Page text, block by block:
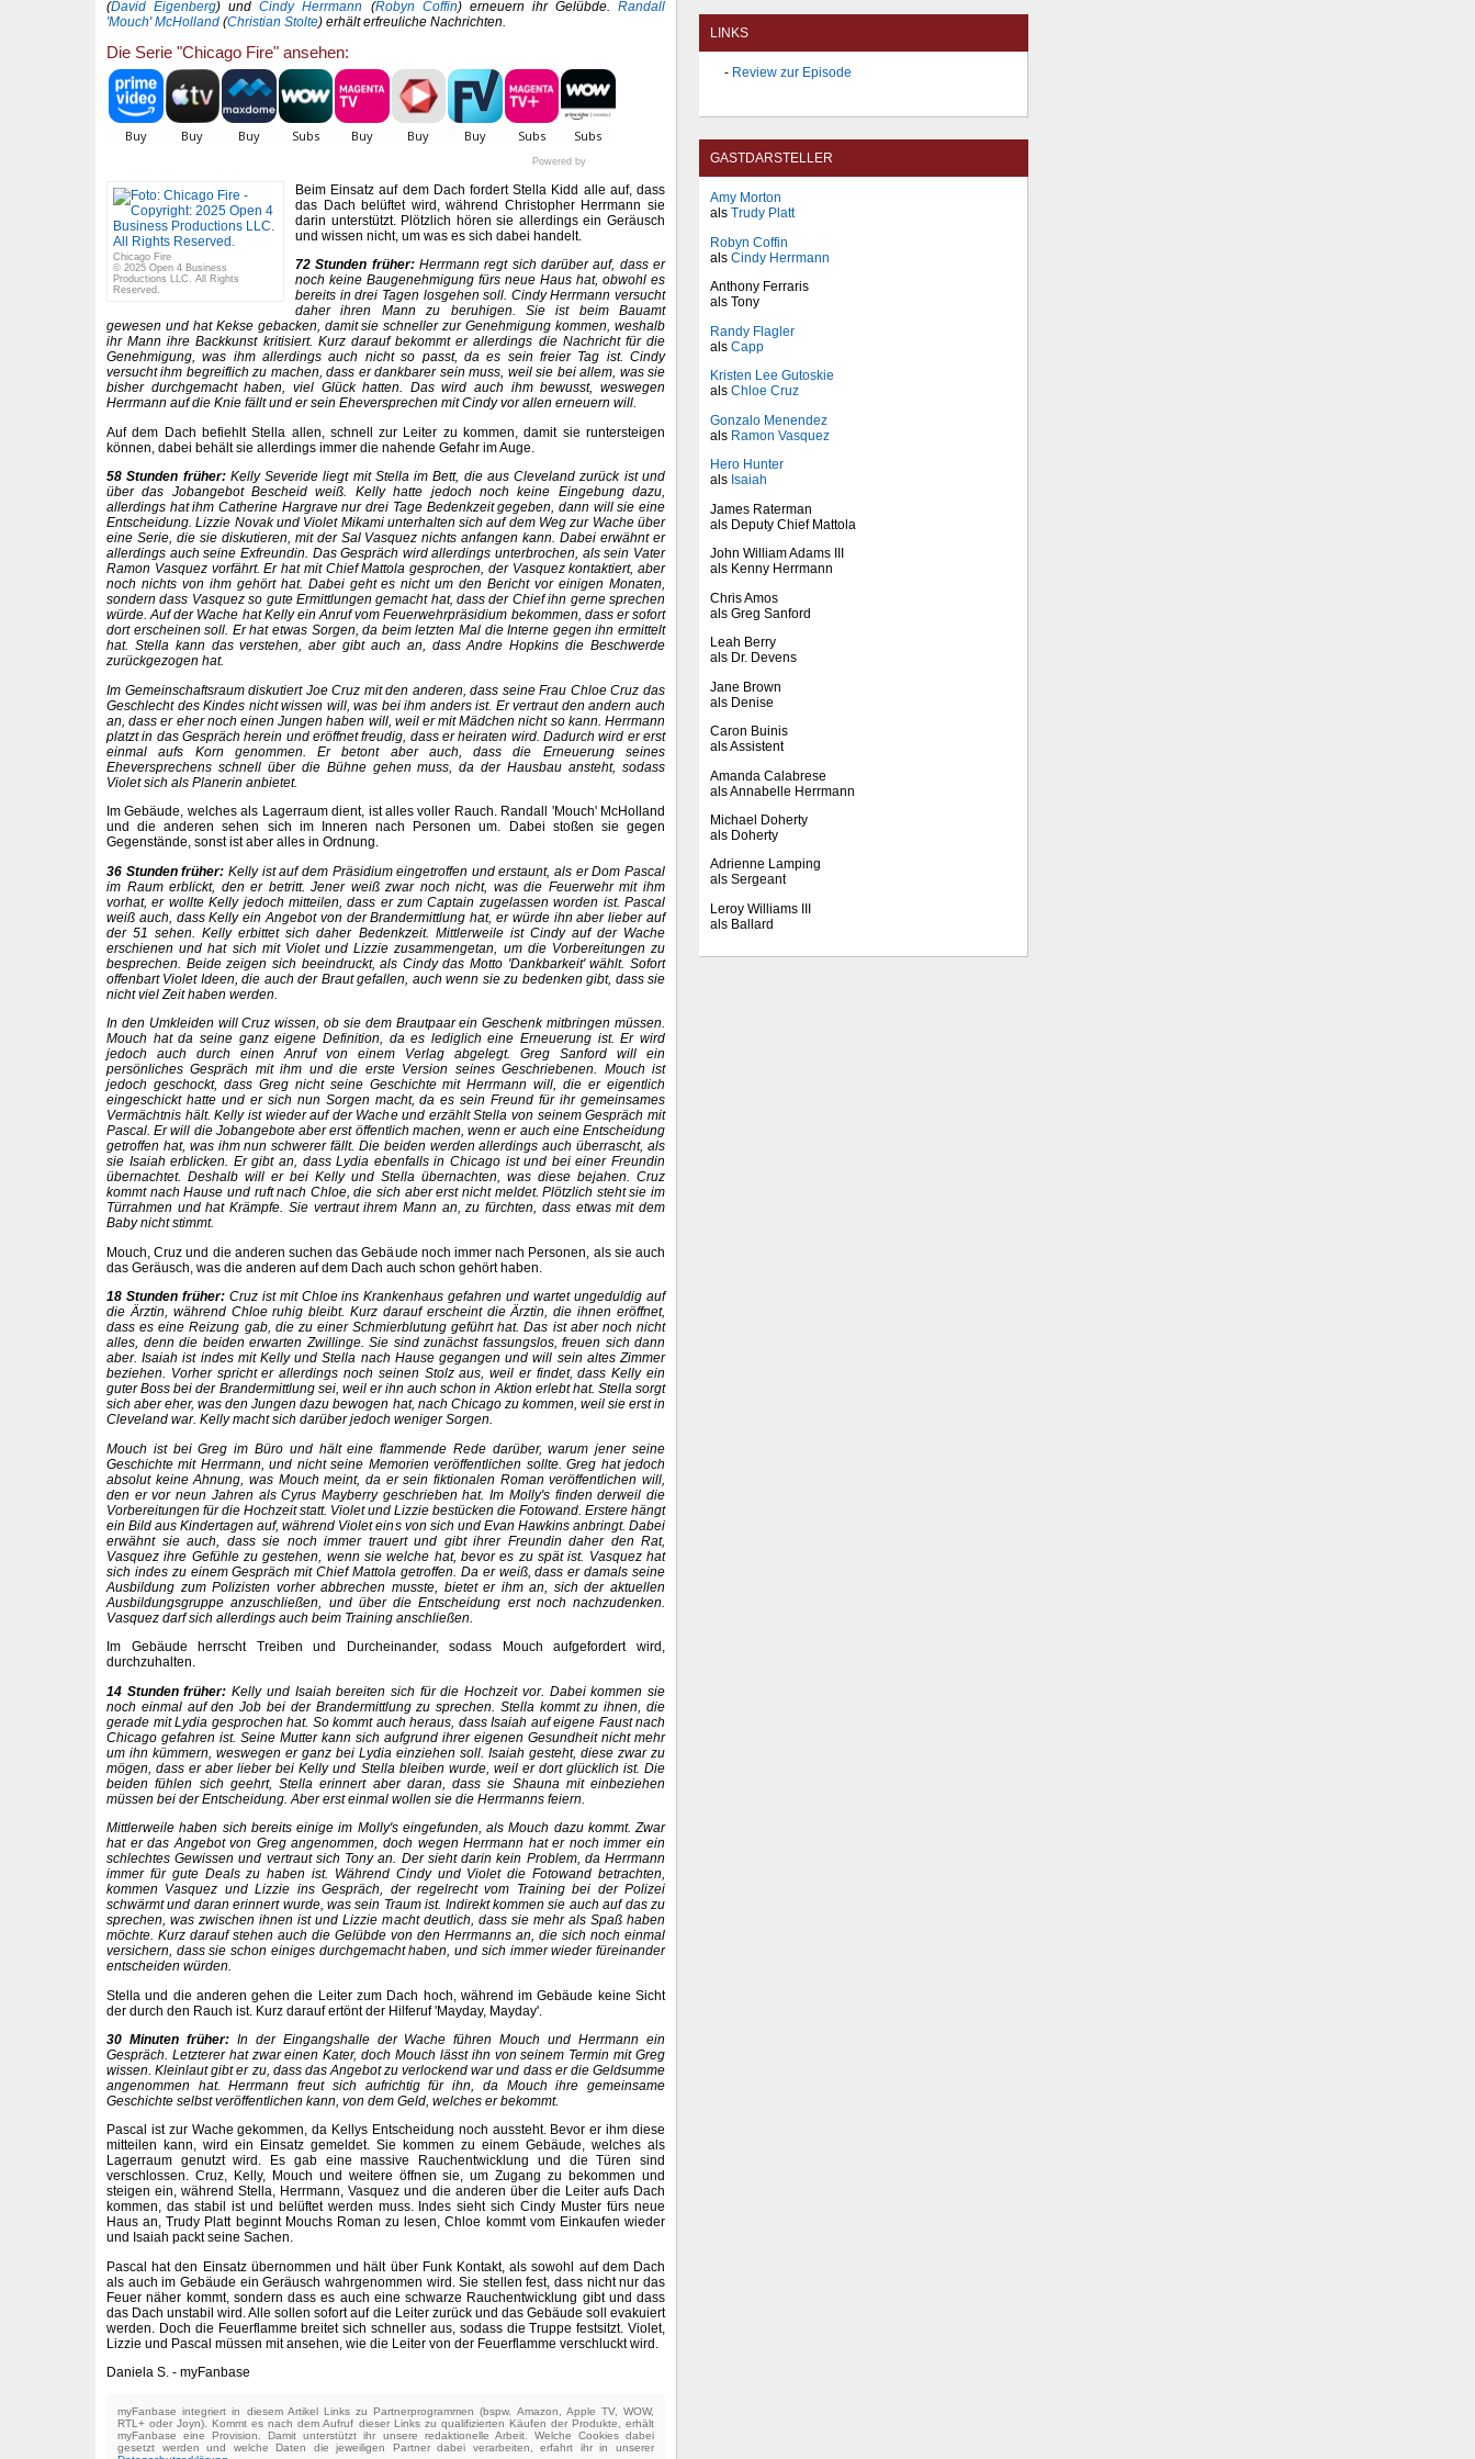
(David Eigenberg) undCindy Herrmann (Robyn Coffin) erneuern ihr Gelübde.Randall
'Mouch' McHolland (Christian Stolte) erhält erfreuliche Nachrichten.
Die Serie "Chicago Fire" ansehen:
Powered by
Chicago Fire
© 2025 Open 4 Business
Productions LLC. All Rights
Reserved.
Beim Einsatz auf dem Dach fordert Stella Kidd alle auf, dass
das Dach belüftet wird, während Christopher Herrmann sie
darin unterstützt. Plötzlich hören sie allerdings ein Geräusch
und wissen nicht, um was es sich dabei handelt.
72 Stunden früher:Herrmann regt sich darüber auf, dass er
noch keine Baugenehmigung fürs neue Haus hat, obwohl es
bereits in drei Tagen losgehen soll. Cindy Herrmann versucht
daher ihren Mann zu beruhigen. Sie ist beim Bauamt
gewesen und hat Kekse gebacken, damit sie schneller zur Genehmigung kommen, weshalb
ihr Mann ihre Backkunst kritisiert. Kurz darauf bekommt er allerdings die Nachricht für die
Genehmigung, was ihm allerdings auch nicht so passt, da es sein freier Tag ist. Cindy
versucht ihm begreiflich zu machen, dass er dankbarer sein muss, weil sie bei allem, was sie
bisher durchgemacht haben, viel Glück hatten. Das wird auch ihm bewusst, weswegen
Herrmann auf die Knie fällt und er sein Eheversprechen mit Cindy vor allen erneuern will.
Auf dem Dach befiehlt Stella allen, schnell zur Leiter zu kommen, damit sie runtersteigen
können, dabei behält sie allerdings immer die nahende Gefahr im Auge.
58 Stunden früher:Kelly Severide liegt mit Stella im Bett, die aus Cleveland zurück ist und
über das Jobangebot Bescheid weiß. Kelly hatte jedoch noch keine Eingebung dazu,
allerdings hat ihm Catherine Hargrave nur drei Tage Bedenkzeit gegeben, dann will sie eine
Entscheidung. Lizzie Novak und Violet Mikami unterhalten sich auf dem Weg zur Wache über
eine Serie, die sie diskutieren, mit der Sal Vasquez nichts anfangen kann. Dabei erwähnt er
allerdings auch seine Exfreundin. Das Gespräch wird allerdings unterbrochen, als sein Vater
Ramon Vasquez vorfährt. Er hat mit Chief Mattola gesprochen, der Vasquez kontaktiert, aber
noch nichts von ihm gehört hat. Dabei geht es nicht um den Bericht vor einigen Monaten,
sondern dass Vasquez so gute Ermittlungen gemacht hat, dass der Chief ihn gerne sprechen
würde. Auf der Wache hat Kelly ein Anruf vom Feuerwehrpräsidium bekommen, dass er sofort
dort erscheinen soll. Er hat etwas Sorgen, da beim letzten Mal die Interne gegen ihn ermittelt
hat. Stella kann das verstehen, aber gibt auch an, dass Andre Hopkins die Beschwerde
zurückgezogen hat.
Im Gemeinschaftsraum diskutiert Joe Cruz mit den anderen, dass seine Frau Chloe Cruz das
Geschlecht des Kindes nicht wissen will, was bei ihm anders ist. Er vertraut den andern auch
an, dass er eher noch einen Jungen haben will, weil er mit Mädchen nicht so kann. Herrmann
platzt in das Gespräch herein und eröffnet freudig, dass er heiraten wird. Dadurch wird er erst
einmal aufs Korn genommen. Er betont aber auch, dass die Erneuerung seines
Eheversprechens schnell über die Bühne gehen muss, da der Hausbau ansteht, sodass
Violet sich als Planerin anbietet.
Im Gebäude, welches als Lagerraum dient, ist alles voller Rauch. Randall 'Mouch' McHolland
und die anderen sehen sich im Inneren nach Personen um. Dabei stoßen sie gegen
Gegenstände, sonst ist aber alles in Ordnung.
36 Stunden früher: Kelly ist auf dem Präsidium eingetroffen und erstaunt, als er Dom Pascal
im Raum erblickt, den er betritt. Jener weiß zwar noch nicht, was die Feuerwehr mit ihm
vorhat, er wollte Kelly jedoch mitteilen, dass er zum Captain zugelassen worden ist. Pascal
weiß auch, dass Kelly ein Angebot von der Brandermittlung hat, er würde ihn aber lieber auf
der 51 sehen. Kelly erbittet sich daher Bedenkzeit. Mittlerweile ist Cindy auf der Wache
erschienen und hat sich mit Violet und Lizzie zusammengetan, um die Vorbereitungen zu
besprechen. Beide zeigen sich beeindruckt, als Cindy das Motto 'Dankbarkeit' wählt. Sofort
offenbart Violet Ideen, die auch der Braut gefallen, auch wenn sie zu bedenken gibt, dass sie
nicht viel Zeit haben werden.
In den Umkleiden will Cruz wissen, ob sie dem Brautpaar ein Geschenk mitbringen müssen.
Mouch hat da seine ganz eigene Definition, da es lediglich eine Erneuerung ist. Er wird
jedoch auch durch einen Anruf von einem Verlag abgelegt. Greg Sanford will ein
persönliches Gespräch mit ihm und die erste Version seines Geschriebenen. Mouch ist
jedoch geschockt, dass Greg nicht seine Geschichte mit Herrmann will, die er eigentlich
eingeschickt hatte und er sich nun Sorgen macht, da es sein Freund für ihr gemeinsames
Vermächtnis hält. Kelly ist wieder auf der Wache und erzählt Stella von seinem Gespräch mit
Pascal. Er will die Jobangebote aber erst öffentlich machen, wenn er auch eine Entscheidung
getroffen hat, was ihm nun schwerer fällt. Die beiden werden allerdings auch überrascht, als
sie Isaiah erblicken. Er gibt an, dass Lydia ebenfalls in Chicago ist und bei einer Freundin
übernachtet. Deshalb will er bei Kelly und Stella übernachten, was diese bejahen. Cruz
kommt nach Hause und ruft nach Chloe, die sich aber erst nicht meldet. Plötzlich steht sie im
Türrahmen und hat Krämpfe. Sie vertraut ihrem Mann an, zu fürchten, dass etwas mit dem
Baby nicht stimmt.
Mouch, Cruz und die anderen suchen das Gebäude noch immer nach Personen, als sie auch
das Geräusch, was die anderen auf dem Dach auch schon gehört haben.
18 Stunden früher:Cruz ist mit Chloe ins Krankenhaus gefahren und wartet ungeduldig auf
die Ärztin, während Chloe ruhig bleibt. Kurz darauf erscheint die Ärztin, die ihnen eröffnet,
dass es eine Reizung gab, die zu einer Schmierblutung geführt hat. Das ist aber noch nicht
alles, denn die beiden erwarten Zwillinge. Sie sind zunächst fassungslos, freuen sich dann
aber. Isaiah ist indes mit Kelly und Stella nach Hause gegangen und will sein altes Zimmer
beziehen. Vorher spricht er allerdings noch seinen Stolz aus, weil er findet, dass Kelly ein
guter Boss bei der Brandermittlung sei, weil er ihn auch schon in Aktion erlebt hat. Stella sorgt
sich aber eher, was den Jungen dazu bewogen hat, nach Chicago zu kommen, weil sie erst in
Cleveland war. Kelly macht sich darüber jedoch weniger Sorgen.
Mouch ist bei Greg im Büro und hält eine flammende Rede darüber, warum jener seine
Geschichte mit Herrmann, und nicht seine Memorien veröffentlichen sollte. Greg hat jedoch
absolut keine Ahnung, was Mouch meint, da er sein fiktionalen Roman veröffentlichen will,
den er vor neun Jahren als Cyrus Mayberry geschrieben hat. Im Molly's finden derweil die
Vorbereitungen für die Hochzeit statt. Violet und Lizzie bestücken die Fotowand. Erstere hängt
ein Bild aus Kindertagen auf, während Violet eins von sich und Evan Hawkins anbringt. Dabei
erwähnt sie auch, dass sie noch immer trauert und gibt ihrer Freundin daher den Rat,
Vasquez ihre Gefühle zu gestehen, wenn sie welche hat, bevor es zu spät ist. Vasquez hat
sich indes zu einem Gespräch mit Chief Mattola getroffen. Da er weiß, dass er damals seine
Ausbildung zum Polizisten vorher abbrechen musste, bietet er ihm an, sich der aktuellen
Ausbildungsgruppe anzuschließen, und über die Entscheidung erst noch nachzudenken.
Vasquez darf sich allerdings auch beim Training anschließen.
Im Gebäude herrscht Treiben und Durcheinander, sodass Mouch aufgefordert wird,
durchzuhalten.
14 Stunden früher: Kelly und Isaiah bereiten sich für die Hochzeit vor. Dabei kommen sie
noch einmal auf den Job bei der Brandermittlung zu sprechen. Stella kommt zu ihnen, die
gerade mit Lydia gesprochen hat. So kommt auch heraus, dass Isaiah auf eigene Faust nach
Chicago gefahren ist. Seine Mutter kann sich aufgrund ihrer eigenen Gesundheit nicht mehr
um ihn kümmern, weswegen er ganz bei Lydia einziehen soll. Isaiah gesteht, diese zwar zu
mögen, dass er aber lieber bei Kelly und Stella bleiben wurde, weil er dort glücklich ist. Die
beiden fühlen sich geehrt, Stella erinnert aber daran, dass sie Shauna mit einbeziehen
müssen bei der Entscheidung. Aber erst einmal wollen sie die Herrmanns feiern.
Mittlerweile haben sich bereits einige im Molly's eingefunden, als Mouch dazu kommt. Zwar
hat er das Angebot von Greg angenommen, doch wegen Herrmann hat er noch immer ein
schlechtes Gewissen und vertraut sich Tony an. Der sieht darin kein Problem, da Herrmann
immer für gute Deals zu haben ist. Während Cindy und Violet die Fotowand betrachten,
kommen Vasquez und Lizzie ins Gespräch, der regelrecht vom Training bei der Polizei
schwärmt und daran erinnert wurde, was sein Traum ist. Indirekt kommen sie auch auf das zu
sprechen, was zwischen ihnen ist und Lizzie macht deutlich, dass sie mehr als Spaß haben
möchte. Kurz darauf stehen auch die Gelübde von den Herrmanns an, die sich noch einmal
versichern, dass sie schon einiges durchgemacht haben, und sich immer wieder füreinander
entscheiden würden.
Stella und die anderen gehen die Leiter zum Dach hoch, während im Gebäude keine Sicht
der durch den Rauch ist. Kurz darauf ertönt der Hilferuf 'Mayday, Mayday'.
30 Minuten früher:In der Eingangshalle der Wache führen Mouch und Herrmann ein
Gespräch. Letzterer hat zwar einen Kater, doch Mouch lässt ihn von seinem Termin mit Greg
wissen. Kleinlaut gibt er zu, dass das Angebot zu verlockend war und dass er die Geldsumme
angenommen hat. Herrmann freut sich aufrichtig für ihn, da Mouch ihre gemeinsame
Geschichte selbst veröffentlichen kann, von dem Geld, welches er bekommt.
Pascal ist zur Wache gekommen, da Kellys Entscheidung noch aussteht. Bevor er ihm diese
mitteilen kann, wird ein Einsatz gemeldet. Sie kommen zu einem Gebäude, welches als
Lagerraum genutzt wird. Es gab eine massive Rauchentwicklung und die Türen sind
verschlossen. Cruz, Kelly, Mouch und weitere öffnen sie, um Zugang zu bekommen und
steigen ein, während Stella, Herrmann, Vasquez und die anderen über die Leiter aufs Dach
kommen, das stabil ist und belüftet werden muss. Indes sieht sich Cindy Muster fürs neue
Haus an, Trudy Platt beginnt Mouchs Roman zu lesen, Chloe kommt vom Einkaufen wieder
und Isaiah packt seine Sachen.
Pascal hat den Einsatz übernommen und hält über Funk Kontakt, als sowohl auf dem Dach
als auch im Gebäude ein Geräusch wahrgenommen wird. Sie stellen fest, dass nicht nur das
Feuer näher kommt, sondern dass es auch eine schwarze Rauchentwicklung gibt und dass
das Dach unstabil wird. Alle sollen sofort auf die Leiter zurück und das Gebäude soll evakuiert
werden. Doch die Feuerflamme breitet sich schneller aus, sodass die Truppe festsitzt. Violet,
Lizzie und Pascal müssen mit ansehen, wie die Leiter von der Feuerflamme verschluckt wird.
Daniela S. - myFanbase
myFanbase integriert in diesem Artikel Links zu Partnerprogrammen (bspw. Amazon, Apple TV, WOW,
RTL+ oder Joyn). Kommt es nach dem Aufruf dieser Links zu qualifizierten Käufen der Produkte, erhält
myFanbase eine Provision. Damit unterstützt ihr unsere redaktionelle Arbeit. Welche Cookies dabei
gesetzt werden und welche Daten die jeweiligen Partner dabei verarbeiten, erfahrt ihr in unserer
LINKS
Review zur Episode
GASTDARSTELLER
Amy Morton
als Trudy Platt
Robyn Coffin
als Cindy Herrmann
Anthony Ferraris
als Tony
Randy Flagler
als Capp
Kristen Lee Gutoskie
als Chloe Cruz
Gonzalo Menendez
als Ramon Vasquez
Hero Hunter
als Isaiah
James Raterman
als Deputy Chief Mattola
John William Adams III
als Kenny Herrmann
Chris Amos
als Greg Sanford
Leah Berry
als Dr. Devens
Jane Brown
als Denise
Caron Buinis
als Assistent
Amanda Calabrese
als Annabelle Herrmann
Michael Doherty
als Doherty
Adrienne Lamping
als Sergeant
Leroy Williams III
als Ballard